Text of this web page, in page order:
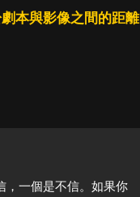
本與影像之間的距離
，一個是不信。如果你